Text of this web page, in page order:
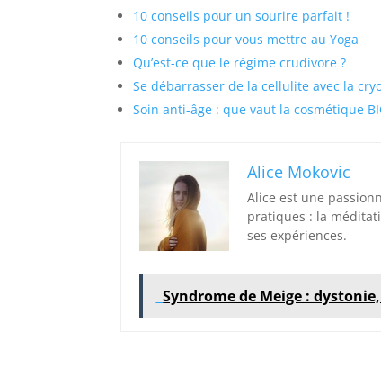
10 conseils pour un sourire parfait !
10 conseils pour vous mettre au Yoga
Qu’est-ce que le régime crudivore ?
Se débarrasser de la cellulite avec la
Soin anti-âge : que vaut la cosmétique
Alice Mokovic
Alice est une
pratiques : la
ses expériences.
Syndrome de Meige :